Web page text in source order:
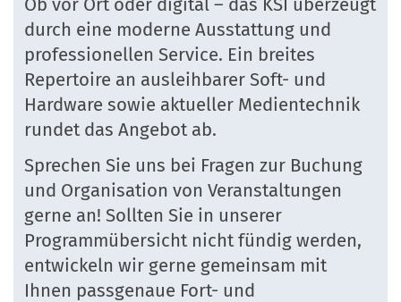
Ob vor Ort oder digital – das KSI überzeugt
durch eine moderne Ausstattung und
professionellen Service. Ein breites
Repertoire an ausleihbarer Soft- und
Hardware sowie aktueller Medientechnik
rundet das Angebot ab.
Sprechen Sie uns bei Fragen zur Buchung
und Organisation von Veranstaltungen
gerne an! Sollten Sie in unserer
Programmübersicht nicht fündig werden,
entwickeln wir gerne gemeinsam mit
Ihnen passgenaue Fort- und